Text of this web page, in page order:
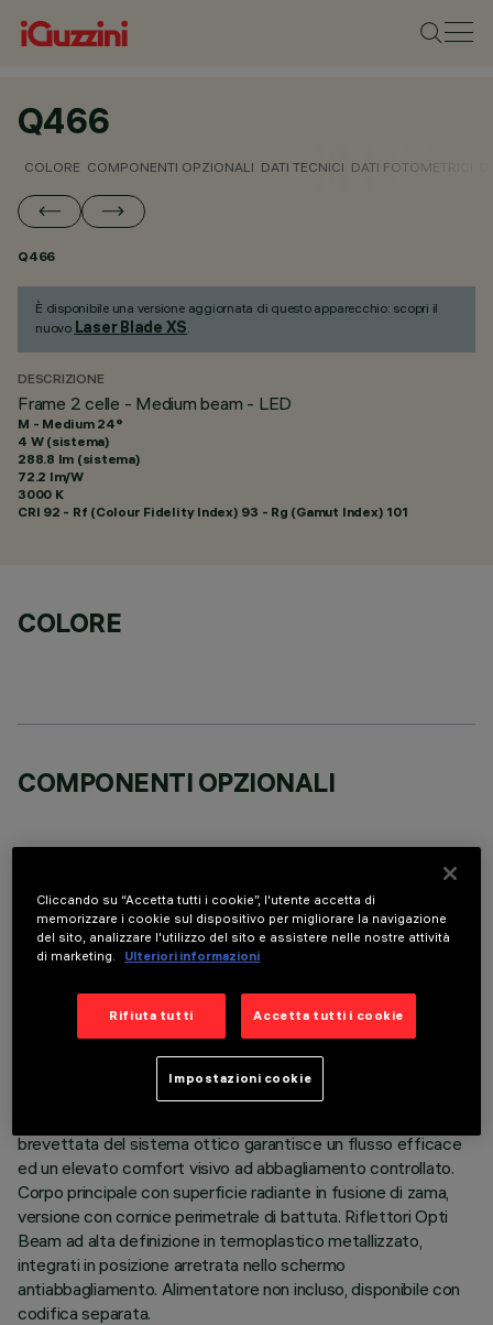
Q466
COLORE COMPONENTI OPZIONALI DATI TECNICI DATI FOTOMETRICI
Q466
È disponibile una versione aggiornata di questo apparecchio: scopri il
nuovo Laser Blade XS.
DESCRIZIONE
Frame 2 celle - Medium beam - LED
M - Medium 24°
4 W (sistema)
288.8 lm (sistema)
72.2 lm/W
3000 K
CRI 92 - Rf (Colour Fidelity Index) 93 - Rg (Gamut Index) 101
COLORE
COMPONENTI OPZIONALI
DATI TECNICI
Apparecchio miniaturizzato lineare ad incasso a 2 elementi
ottici per sorgenti LED - ottiche fisse. Nonostante le
brevettata del sistema ottico garantisce un flusso efficace
ed un elevato comfort visivo ad abbagliamento controllato.
Corpo principale con superficie radiante in fusione di zama,
versione con cornice perimetrale di battuta. Riflettori Opti
Beam ad alta definizione in termoplastico metallizzato,
integrati in posizione arretrata nello schermo
antiabbagliamento. Alimentatore non incluso, disponibile con
codifica separata.
Cliccando su “Accetta tutti i cookie”, l'utente accetta di
memorizzare i cookie sul dispositivo per migliorare la navigazione
del sito, analizzare l'utilizzo del sito e assistere nelle nostre attività
di marketing.
Ulteriori informazioni
Rifiuta tutti Accetta tutti i cookie
Impostazioni cookie